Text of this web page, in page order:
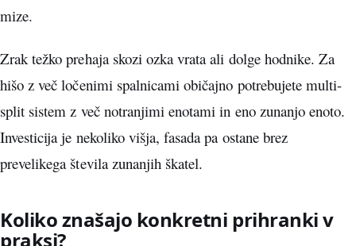
mize.
Zrak težko prehaja skozi ozka vrata ali dolge hodnike. Za
hišo z več ločenimi spalnicami običajno potrebujete multi-
split sistem z več notranjimi enotami in eno zunanjo enoto.
Investicija je nekoliko višja, fasada pa ostane brez
prevelikega števila zunanjih škatel.
Koliko znašajo konkretni prihranki v
praksi?